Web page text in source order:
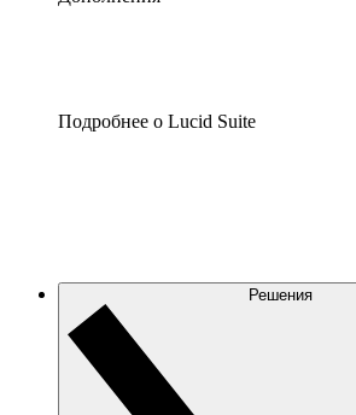
Подробнее о Lucid Suite
Решения